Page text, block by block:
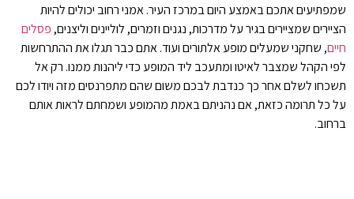
שמפתיעים אתכם באמצע היום במרכז העיר. אמני רחוב יכולים להיות
הציירים שמציירים בגיר על מדרכות, נגנים וזמרים, לוליינים וליצנים, פסלים
חיים, שחקני שמעלים מופע אלתורים ועוד. אתם כבר תגלו את ההתרחשות
לפי הקהל שמצבר לאיטו ומתעכב ליד המופע כדי ליהנות ממנו. רק אל
תשכחו לשלם אחר כך כנדבת לבכם משום שהם מתפרנסים מזה ויודו לכם
על כל תרומה כזאת, אם נהניתם באמת מהמופע ושמחתם לראות אותם
ברחוב.